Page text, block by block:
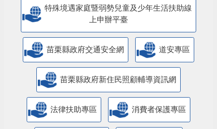
特殊境遇家庭暨弱勢兒童及少年生活扶助線
上申辦平臺
苗栗縣政府交通安全網 道安專區
苗栗縣政府新住民照顧輔導資訊網
法律扶助專區 消費者保護專區